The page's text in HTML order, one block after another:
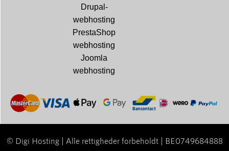
Drupal-
webhosting
PrestaShop
webhosting
Joomla
webhosting
© Digi Hosting | Alle rettigheder forbeholdt | BE0749684888